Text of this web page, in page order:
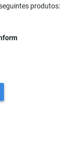
produtos: